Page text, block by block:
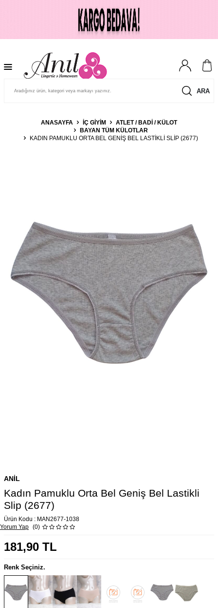
ARA
ANASAYFA İÇ GIYIM
ATLET / BADI / KÜLOT
BAYAN TÜM KÜLOTLAR
KADIN PAMUKLU ORTA BEL GENIŞ BEL LASTIKLI SLIP (2677)
ANIL
Kadın Pamuklu Orta Bel Geniş Bel Lastikli
Slip (2677)
Ürün Kodu : MAN2677-1038
Yorum Yap (0)
181,90 TL
Renk Seçiniz.